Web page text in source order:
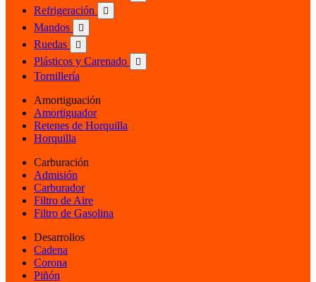
Refrigeración 
Mandos 
Ruedas 
Plásticos y Carenado 
Tornillería
Amortiguación
Amortiguador
Retenes de Horquilla
Horquilla
Carburación
Admisión
Carburador
Filtro de Aire
Filtro de Gasolina
Desarrollos
Cadena
Corona
Piñón